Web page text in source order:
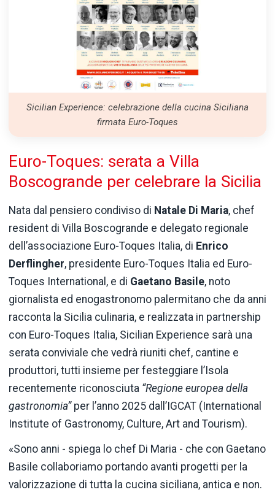
Sicilian Experience: celebrazione della cucina Siciliana
firmata Euro-Toques
Euro-Toques: serata a Villa
Boscogrande per celebrare la Sicilia
Nata dal pensiero condiviso di Natale Di Maria, chef
resident di Villa Boscogrande e delegato regionale
dell’associazione Euro-Toques Italia, di Enrico
Derflingher, presidente Euro-Toques Italia ed Euro-
Toques International, e di Gaetano Basile, noto
giornalista ed enogastronomo palermitano che da anni
racconta la Sicilia culinaria, e realizzata in partnership
con Euro-Toques Italia, Sicilian Experience sarà una
serata conviviale che vedrà riuniti chef, cantine e
produttori, tutti insieme per festeggiare l’Isola
recentemente riconosciuta “Regione europea della
gastronomia”per l’anno 2025 dall’IGCAT (International
Institute of Gastronomy, Culture, Art and Tourism).
«Sono anni - spiega lo chef Di Maria - che con Gaetano
Basile collaboriamo portando avanti progetti per la
valorizzazione di tutta la cucina siciliana, antica e non.